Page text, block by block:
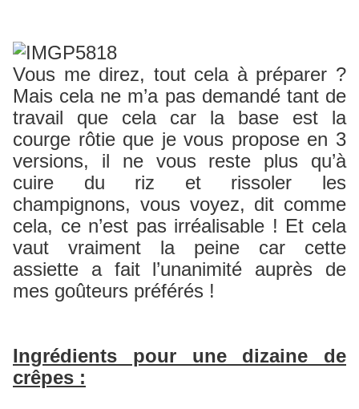
Vous me direz, tout cela à préparer ?
Mais cela ne m’a pas demandé tant de
travail que cela car la base est la
courge rôtie que je vous propose en 3
versions, il ne vous reste plus qu’à
cuire du riz et rissoler les
champignons, vous voyez, dit comme
cela, ce n’est pas irréalisable ! Et cela
vaut vraiment la peine car cette
assiette a fait l’unanimité auprès de
mes goûteurs préférés !
Ingrédients pour une dizaine de
crêpes :